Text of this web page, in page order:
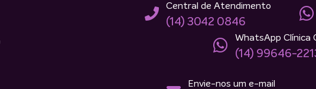
Central de Atendimento
(14) 3042 0846
WhatsApp Clínica
(14) 99646-
Envie-nos um e-mail